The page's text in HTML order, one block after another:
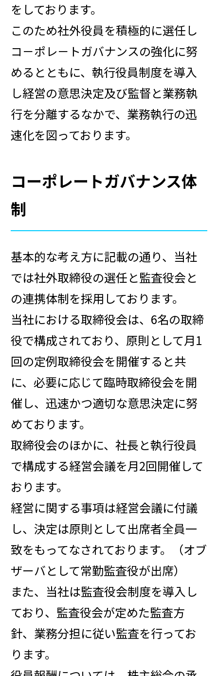
をしております。
このため社外役員を積極的に選任し
コ－ポレ－トガバナンスの強化に努
めるとともに、執行役員制度を導入
し経営の意思決定及び監督と業務執
行を分離するなかで、業務執行の迅
速化を図っております。
コーポレートガバナンス体
制
基本的な考え方に記載の通り、当社
では社外取締役の選任と監査役会と
の連携体制を採用しております。
当社における取締役会は、6名の取締
役で構成されており、原則として月1
回の定例取締役会を開催すると共
に、必要に応じて臨時取締役会を開
催し、迅速かつ適切な意思決定に努
めております。
取締役会のほかに、社長と執行役員
で構成する経営会議を月2回開催して
おります。
経営に関する事項は経営会議に付議
し、決定は原則として出席者全員一
致をもってなされております。（オブ
ザーバとして常勤監査役が出席）
また、当社は監査役会制度を導入し
ており、監査役会が定めた監査方
針、業務分担に従い監査を行ってお
ります。